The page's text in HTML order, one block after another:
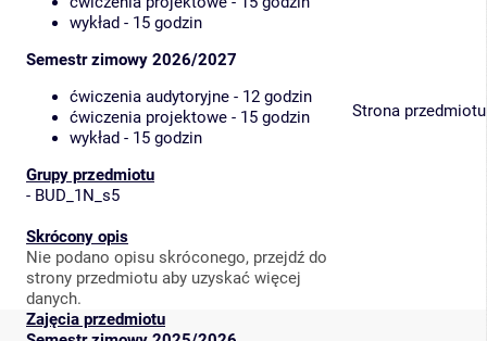
wykład - 15 godzin
Semestr zimowy 2026/2027
ćwiczenia audytoryjne - 12 godzin
ćwiczenia projektowe - 15 godzin
wykład - 15 godzin
Grupy przedmiotu
- BUD_1N_s5
Skrócony opis
Nie podano opisu skróconego, przejdź do
strony przedmiotu aby uzyskać więcej
danych.
Strona przedmiotu
Zajęcia przedmiotu